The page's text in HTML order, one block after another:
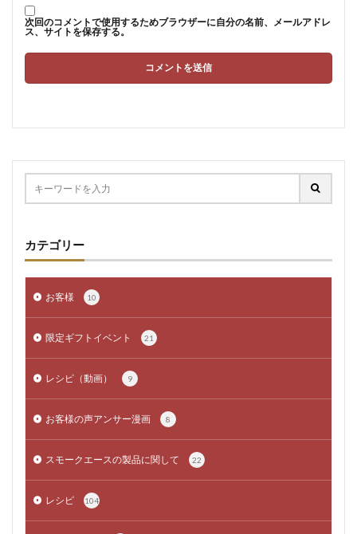
次回のコメントで使用するためブラウザーに自分の名前、メールアドレ
ス、サイトを保存する。
カテゴリー
お客様 10
限定ギフトイベント 21
レシピ（動画） 9
お客様の声アンサー漫画 8
スモークエースの製品に関して 22
レシピ 104